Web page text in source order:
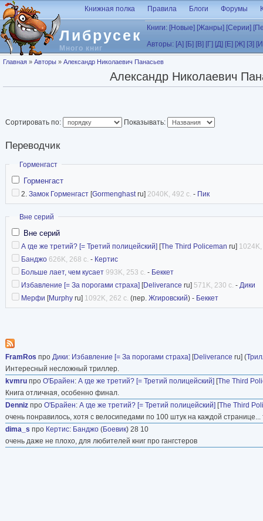
Перейти к основному содержанию
Либрусек
Много книг
Книжная полка Правила Блоги Форумы
Книги: [Новые] [Жанры] [Серии]
Авторы: [А] [Б] [В] [Г] [Д] [Е] [Ж] [З]
Вы здесь
Главная » Авторы » Александр Николаевич Панасьев
Александр Николаевич
Сортировать по: Показывать:
Переводчик
Скрыть
Горменгаст
Горменгаст
2. Замок Горменгаст [Gormenghastru] 2040K, 492 с. - Пик
Скрыть
Вне серий
Вне серий
А где же третий? [= Третий полицейский] [The Third Policeman ru]
Банджо 626K, 268 с. - Кертис
Больше лает, чем кусает 993K, 253 с. - Беккет
Избавление [= За порогами страха] [Deliverance ru] 571K, 230 с. - Дики
Мерфи [Murphy ru] 1092K, 262 с. (пер. Жгировский) - Беккет
FramRos про Дики: Избавление [= За порогами страха] [Deliverance ru] (
Интересный несложный триллер.
kvmru про О'Брайен: А где же третий? [= Третий полицейский] [The Third
Книга отличная, особенно финал.
Denniz про О'Брайен: А где же третий? [= Третий полицейский] [The Third
очень понравилось, хотя с велосипедами по 100 штук на каждой странице...
dima_s про Кертис: Банджо (Боевик) 28 10
очень даже не плохо, для любителей книг про гангстеров